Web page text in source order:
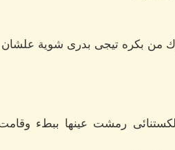
بكره تيجى بدرى شوية علشان
رمشت عينها ببطء